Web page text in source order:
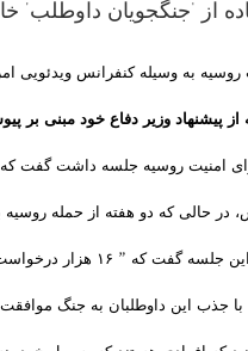
از ‘جنگجویان داوطلب’
روسیه به وسیله کنفرانس ویدئویی
پیشنهاد وزیر دفاع خود مبنی بر
امنیت روسیه جلسه داشت گفت که
روسیه از کشورهای خاورمیانه دریافت شده است.”
با جذب این داوطلبان به جنگ